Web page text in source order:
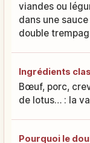
viandes ou
dans une
double
Ingrédients
Bœuf, porc,
de lotus… : la
Pourquoi le